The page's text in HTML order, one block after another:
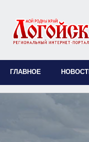
ГЛАВНОЕ